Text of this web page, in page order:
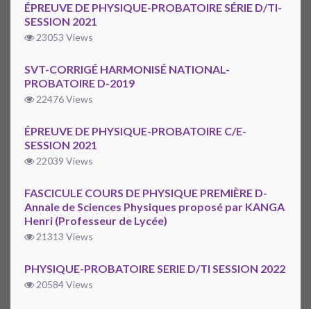
ÉPREUVE DE PHYSIQUE-PROBATOIRE SÉRIE D/TI-
SESSION 2021
23053 Views
SVT-CORRIGÉ HARMONISÉ NATIONAL-
PROBATOIRE D-2019
22476 Views
ÉPREUVE DE PHYSIQUE-PROBATOIRE C/E-
SESSION 2021
22039 Views
FASCICULE COURS DE PHYSIQUE PREMIÈRE D-
Annale de Sciences Physiques proposé par KANGA
Henri (Professeur de Lycée)
21313 Views
PHYSIQUE-PROBATOIRE SERIE D/TI SESSION 2022
20584 Views